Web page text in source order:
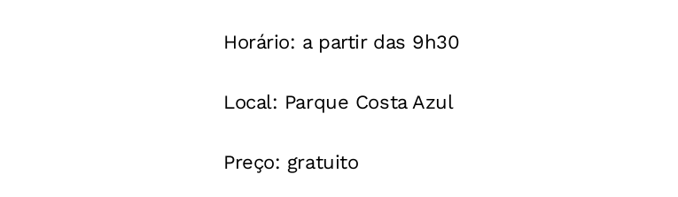
Horário: a partir das 9h30
Local: Parque Costa Azul
Preço: gratuito